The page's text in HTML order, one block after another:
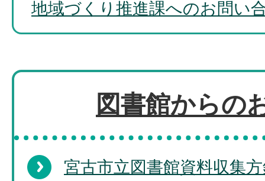
地域づくり推進課へのお問い
図書館からの
宮古市立図書館資料収集